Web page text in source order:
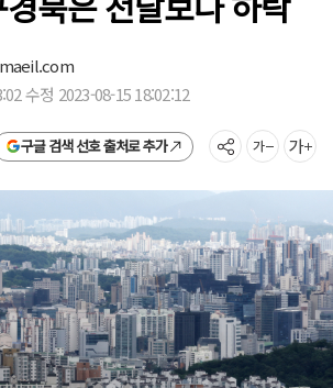
수정 2023-08-15 18:02:12
구글 검색 선호 출처로 추가